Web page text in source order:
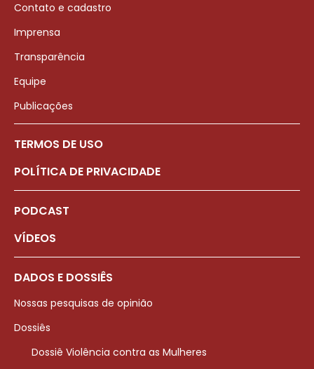
Contato e cadastro
Imprensa
Transparência
Equipe
Publicações
TERMOS DE USO
POLÍTICA DE PRIVACIDADE
PODCAST
VÍDEOS
DADOS E DOSSIÊS
Nossas pesquisas de opinião
Dossiês
Dossiê Violência contra as Mulheres